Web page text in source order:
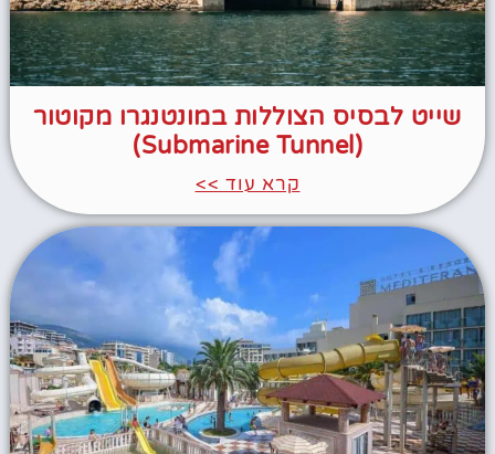
שייט לבסיס הצוללות במונטנגרו מקוטור
(Submarine Tunnel)
קרא עוד >>